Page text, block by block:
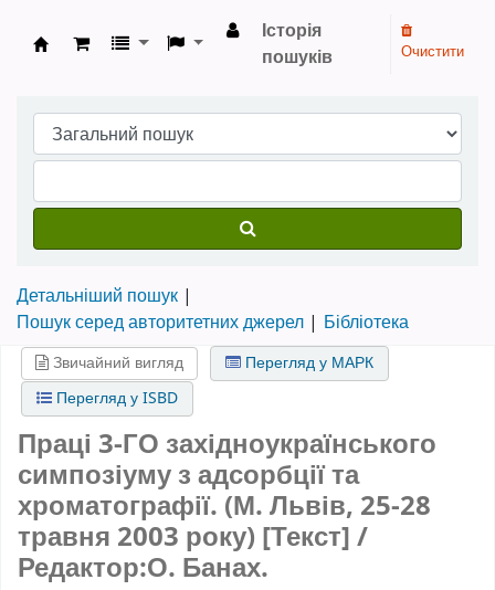
Бібліотека НТШ › Електронний каталог
Історія
пошуків
Очистити
Детальніший пошук
Пошук серед авторитетних джерел
Бібліотека
Звичайний вигляд
Перегляд у МАРК
Перегляд у ISBD
Праці 3-ГО західноукраїнського
симпозіуму з адсорбції та
хроматографії. (М. Львів, 25-28
травня 2003 року) [Текст] /
Редактор:О. Банах.